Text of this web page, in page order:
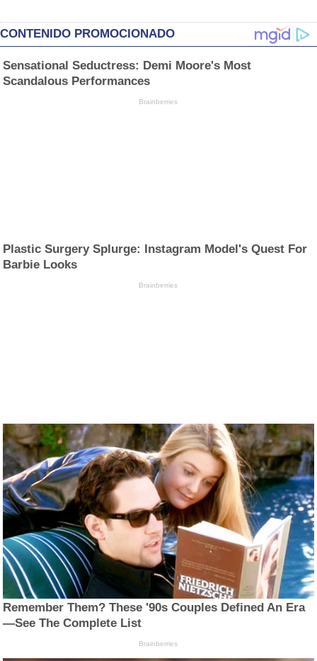
CONTENIDO PROMOCIONADO
Sensational Seductress: Demi Moore's Most
Scandalous Performances
Brainberries
Plastic Surgery Splurge: Instagram Model's Quest For
Barbie Looks
Brainberries
Remember Them? These '90s Couples Defined An Era
—See The Complete List
Brainberries